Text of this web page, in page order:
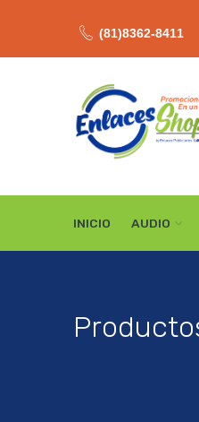
(81)8362-8411
INICIO AUDIO